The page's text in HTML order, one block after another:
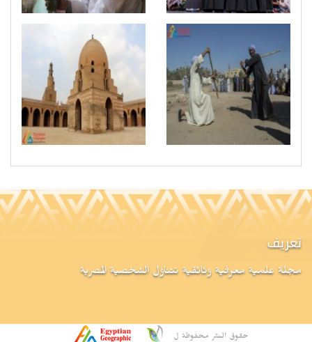
تعريف
مجلة علمية معرفية وثائقية تتناول الشخصية المصرية
حقوق النشر محفوظة ل